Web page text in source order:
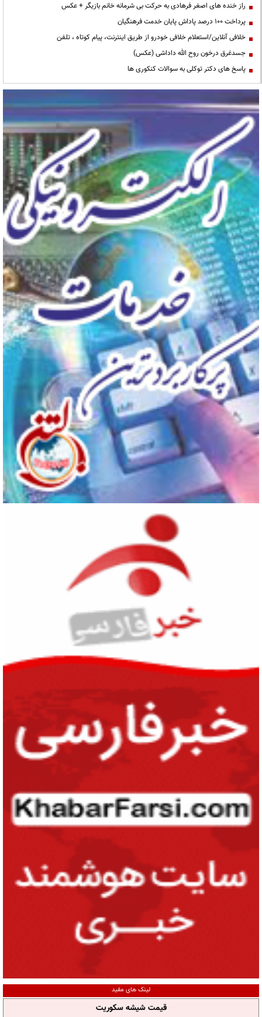
راز خنده های اصغر فرهادی به حرکت بی شرمانه خانم بازیگر + عکس
پرداخت ۱۰۰ درصد پاداش پایان خدمت فرهنگیان
خلافی آنلاین/استعلام خلافی خودرو از طریق اینترنت، پیام کوتاه ، تلفن
جسدغرق درخون روح الله داداشی (عکس)
پاسخ های دکتر توکلی به سوالات کنکوری ها
لینک های مفید
قیمت شیشه سکوریت